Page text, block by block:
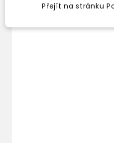
Přejít na stránku